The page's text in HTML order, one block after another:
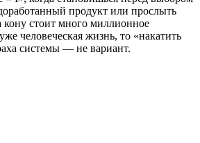
продукт или прослыть
кону стоит много миллионное
человеческая жизнь, то «накатить
системы — не вариант.